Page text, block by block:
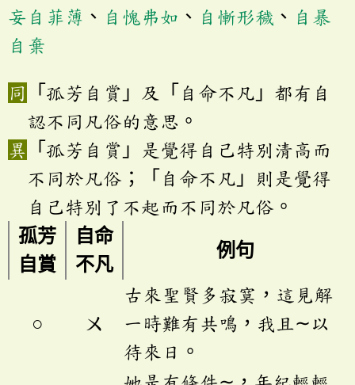
妄自菲薄 、 自愧弗如 、 自慚形穢 、 自暴
自棄
「孤芳自賞」及「自命不凡」都有自
認不同凡俗的意思。
「孤芳自賞」是覺得自己特別清高而
不同於凡俗；「自命不凡」則是覺得
自己特別了不起而不同於凡俗。
孤芳
自賞
自命
不凡
例句
○ ㄨ
古來聖賢多寂寞，這見解
一時難有共鳴，我且∼以
待來日。